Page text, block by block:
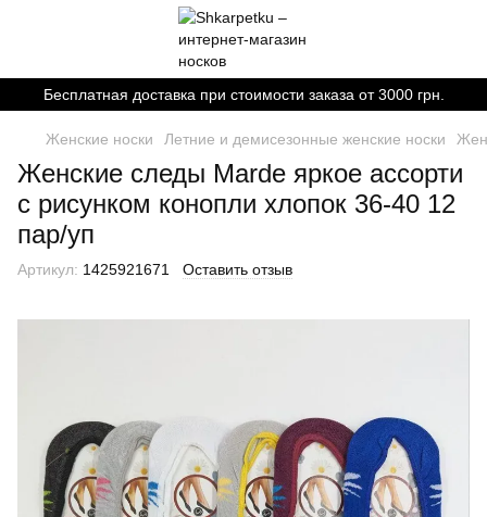
Бесплатная доставка при стоимости заказа от 3000 грн.
Женские носки Летние и демисезонные женские носки
Женские следы Marde яркое ассорти
с рисунком конопли хлопок 36-40 12
пар/уп
Артикул: 1425921671 Оставить отзыв